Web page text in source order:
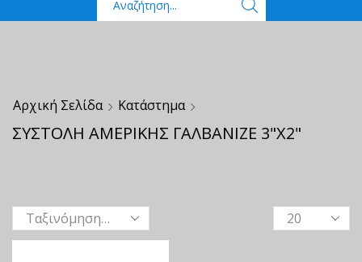
Αρχική Σελίδα Κατάστημα
ΣΥΣΤΟΛΗ ΑΜΕΡΙΚΗΣ ΓΑΛΒΑΝΙΖΕ 3"Χ2"